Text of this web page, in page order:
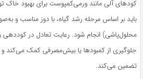
کودهای آلی مانند ورمی‌کمپوست برای بهبود
باید بر اساس مرحله رشد گیاه، با دوز مناسب و
محلول‌پاشی) انجام شود. رعایت تعادل در
جلوگیری از کمبودها یا بیش‌مصرفی کمک می‌کند
تضمین می‌کند.